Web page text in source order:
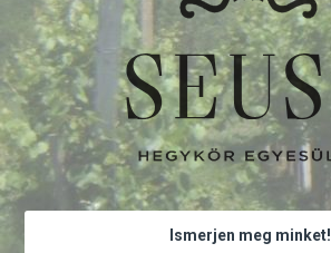
Ismerjen meg minket!